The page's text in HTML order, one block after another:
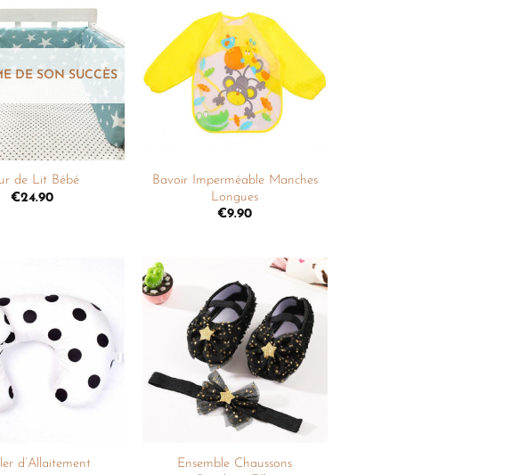
Ajouter
à la
liste de
souhaits
de Lit Bébé
€24.90
Ajouter
à la
liste de
souhaits
Bavoir Imperméable Manches
Longues
€9.90
Ajouter
à la
liste de
souhaits
d’Allaitement
Ajouter
à la
liste de
souhaits
Ensemble Chaussons